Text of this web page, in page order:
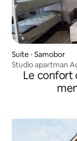
Suite ⋅ Samobor
Studio apartman
Le confort